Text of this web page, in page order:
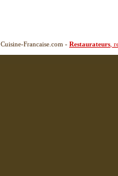
Cuisine-Francaise.com - Restaurateurs ,